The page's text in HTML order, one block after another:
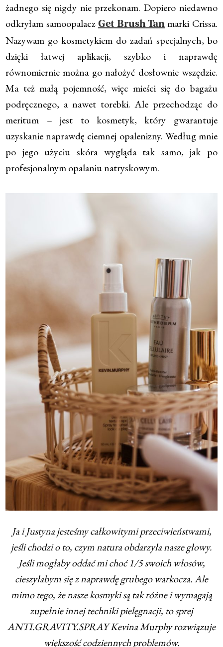
żadnego się nigdy nie przekonam. Dopiero niedawno
odkryłam samoopalaczGet Brush Tanmarki Crissa.
Nazywam go kosmetykiem do zadań specjalnych, bo
dzięki łatwej aplikacji, szybko i naprawdę
równomiernie można go nałożyć dosłownie wszędzie.
Ma też małą pojemność, więc mieści się do bagażu
podręcznego, a nawet torebki. Ale przechodząc do
meritum – jest to kosmetyk, który gwarantuje
uzyskanie naprawdę ciemnej opalenizny. Według mnie
po jego użyciu skóra wygląda tak samo, jak po
profesjonalnym opalaniu natryskowym.
Ja i Justyna jesteśmy całkowitymi przeciwieństwami,
jeśli chodzi o to, czym natura obdarzyła nasze głowy.
Jeśli mogłaby oddać mi choć 1/5 swoich włosów,
cieszyłabym się z naprawdę grubego warkocza. Ale
mimo tego, że nasze kosmyki są tak różne i wymagają
zupełnie innej techniki pielęgnacji, to sprej
ANTI.GRAVITY.SPRAY Kevina Murphy rozwiązuje
większość codziennych problemów.